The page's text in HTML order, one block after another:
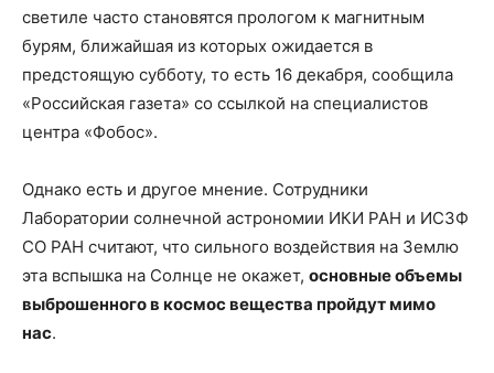
светиле часто становятся прологом к магнитным
бурям, ближайшая из которых ожидается в
предстоящую субботу, то есть 16 декабря, сообщила
«Российская газета» со ссылкой на специалистов
центра «Фобос».
Однако есть и другое мнение. Сотрудники
Лаборатории солнечной астрономии ИКИ РАН и ИСЗФ
СО РАН считают, что сильного воздействия на Землю
эта вспышка на Солнце не окажет, основные объемы
выброшенного в космос вещества пройдут мимо
нас.